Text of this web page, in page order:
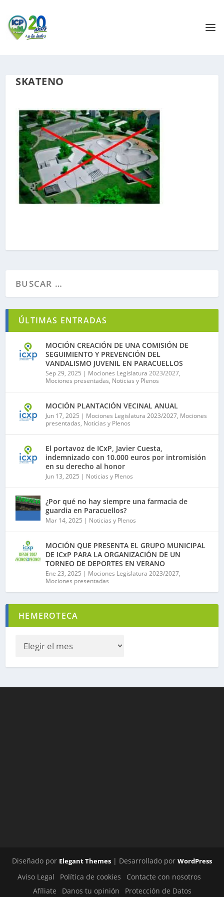
SKATENO
ÚLTIMAS ENTRADAS
MOCIÓN CREACIÓN DE UNA COMISIÓN DE
SEGUIMIENTO Y PREVENCIÓN DEL
VANDALISMO JUVENIL EN PARACUELLOS
Sep 29, 2025 | Mociones Legislatura 2023/2027,
Mociones presentadas, Noticias y Plenos
MOCIÓN PLANTACIÓN VECINAL ANUAL
Jun 17, 2025 | Mociones Legislatura 2023/2027, Mociones
presentadas, Noticias y Plenos
El portavoz de ICxP, Javier Cuesta,
indemnizado con 10.000 euros por intromisión
en su derecho al honor
Jun 13, 2025 | Noticias y Plenos
¿Por qué no hay siempre una farmacia de
guardia en Paracuellos?
Mar 14, 2025 | Noticias y Plenos
MOCIÓN QUE PRESENTA EL GRUPO MUNICIPAL
DE ICxP PARA LA ORGANIZACIÓN DE UN
TORNEO DE DEPORTES EN VERANO
Ene 23, 2025 | Mociones Legislatura 2023/2027,
Mociones presentadas
HEMEROTECA
Diseñado por Elegant Themes | Desarrollado por WordPress
Aviso Legal Política de cookies
Contacte con nosotros
Afíliate
Danos tu opinión Protección de Datos